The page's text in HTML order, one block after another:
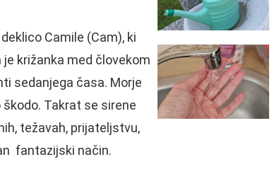
Camile (Cam), ki
križanka med človekom
sedanjega časa. Morje
Takrat se sirene
težavah, prijateljstvu,
fantazijski način.